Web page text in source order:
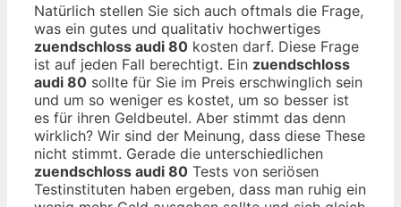
Natürlich stellen Sie sich auch oftmals die Frage,
was ein gutes und qualitativ hochwertiges
zuendschloss audi 80 kosten darf. Diese Frage
ist auf jeden Fall berechtigt. Ein zuendschloss
audi 80 sollte für Sie im Preis erschwinglich sein
und um so weniger es kostet, um so besser ist
es für ihren Geldbeutel. Aber stimmt das denn
wirklich? Wir sind der Meinung, dass diese These
nicht stimmt. Gerade die unterschiedlichen
zuendschloss audi 80 Tests von seriösen
Testinstituten haben ergeben, dass man ruhig ein